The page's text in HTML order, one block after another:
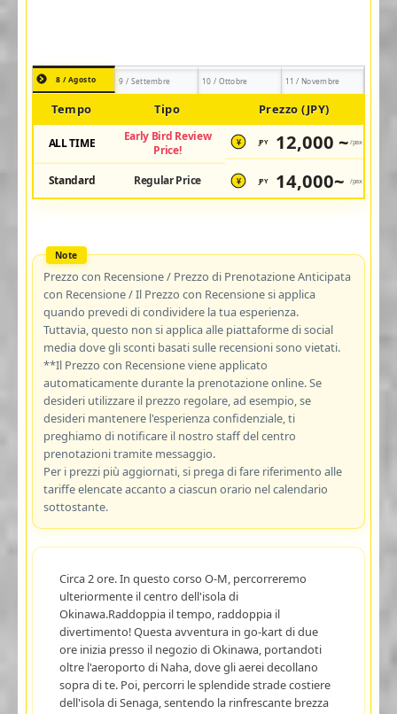
8 / Agosto 9 / Settembre 10 / Ottobre 11 / Novembre
Tempo Tipo Prezzo (JPY)
ALL TIME
Early Bird Review
Price!
¥ JPY 12,000 ~ /pax
Standard Regular Price ¥ JPY 14,000~ /pax
Prezzo con Recensione / Prezzo di Prenotazione Anticipata
con Recensione / Il Prezzo con Recensione si applica
quando prevedi di condividere la tua esperienza.
Tuttavia, questo non si applica alle piattaforme di social
media dove gli sconti basati sulle recensioni sono vietati.
**Il Prezzo con Recensione viene applicato
automaticamente durante la prenotazione online. Se
desideri utilizzare il prezzo regolare, ad esempio, se
desideri mantenere l'esperienza confidenziale, ti
preghiamo di notificare il nostro staff del centro
prenotazioni tramite messaggio.
Per i prezzi più aggiornati, si prega di fare riferimento alle
tariffe elencate accanto a ciascun orario nel calendario
sottostante.
Circa 2 ore. In questo corso O-M, percorreremo
ulteriormente il centro dell'isola di
Okinawa.Raddoppia il tempo, raddoppia il
divertimento! Questa avventura in go-kart di due
ore inizia presso il negozio di Okinawa, portandoti
oltre l'aeroporto di Naha, dove gli aerei decollano
sopra di te. Poi, percorri le splendide strade costiere
dell'isola di Senaga, sentendo la rinfrescante brezza